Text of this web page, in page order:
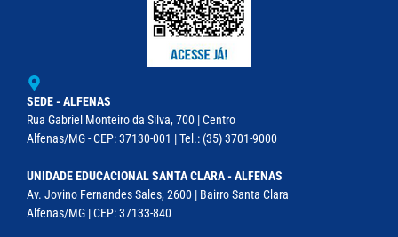
SEDE - ALFENAS
Rua Gabriel Monteiro da Silva, 700 | Centro
Alfenas/MG - CEP: 37130-001 | Tel.: (35) 3701-9000
UNIDADE EDUCACIONAL SANTA CLARA - ALFENAS
Av. Jovino Fernandes Sales, 2600 | Bairro Santa Clara
Alfenas/MG | CEP: 37133-840